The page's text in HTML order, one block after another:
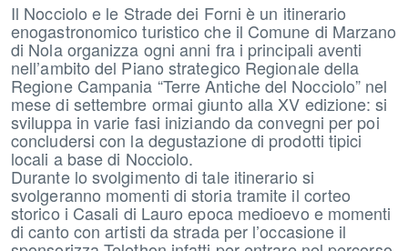
Il Nocciolo e le Strade dei Forni è un itinerario
enogastronomico turistico che il Comune di Marzano
di Nola organizza ogni anni fra i principali aventi
nell’ambito del Piano strategico Regionale della
Regione Campania “Terre Antiche del Nocciolo” nel
mese di settembre ormai giunto alla XV edizione: si
sviluppa in varie fasi iniziando da convegni per poi
concludersi con la degustazione di prodotti tipici
locali a base di Nocciolo.
Durante lo svolgimento di tale itinerario si
svolgeranno momenti di storia tramite il corteo
storico i Casali di Lauro epoca medioevo e momenti
di canto con artisti da strada per l’occasione il